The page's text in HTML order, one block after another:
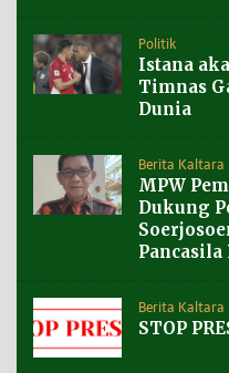
Politik
Istana
Timnas
Dunia
Berita Kaltara
MPW
Dukung
Pancasila
Berita Kaltara
STOP